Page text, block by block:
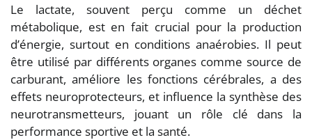
Le lactate, souvent perçu comme un déchet
métabolique, est en fait crucial pour la production
d’énergie, surtout en conditions anaérobies. Il peut
être utilisé par différents organes comme source de
carburant, améliore les fonctions cérébrales, a des
effets neuroprotecteurs, et influence la synthèse des
neurotransmetteurs, jouant un rôle clé dans la
performance sportive et la santé.